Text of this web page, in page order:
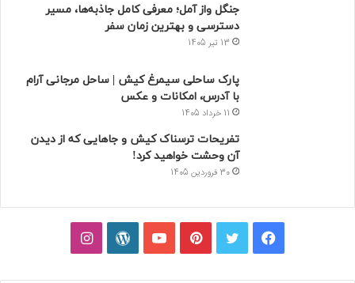
جنگل واز آمل؛ معرفی کامل جاذبه‌ها، مسیر
دسترسی و بهترین زمان سفر
13 تیر 1405
پارک ساحلی سیمرغ کیش | ساحل مرجانی آرام
با آدرس، امکانات و عکس
11 خرداد 1405
تفریحات ترسناک کیش و جاهایی که از دیدن
آن وحشت خواهید کرد!
30 فروردین 1405
فیسبوکتوییترپینتریستیوتیوبوردپرساینستاگرام